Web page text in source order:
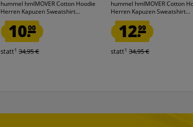
hummel hmlMOVER Cotton Hoodie
Herren Kapuzen Sweatshirt...
10.00
statt1 34,95 €
hummel hmlMOVER Cotton
Herren Kapuzen Sweatshirt...
12.99
statt1 34,95 €